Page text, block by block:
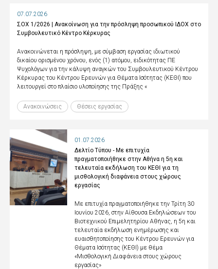
07.07.2026
ΣΟΧ 1/2026 | Ανακοίνωση για την πρόσληψη προσωπικού ΙΔΟΧ στο
Συμβουλευτικό Κέντρο Κέρκυρας
Ανακοινώνεται η πρόσληψη, με σύμβαση εργασίας ιδιωτικού
δικαίου ορισμένου χρόνου, ενός (1) ατόμου, ειδικότητας ΠΕ
Ψυχολόγων για την κάλυψη αναγκών του Συμβουλευτικού Κέντρου
Κέρκυρας του Κέντρου Ερευνών για Θέματα Ισότητας (ΚΕΘΙ) που
λειτουργεί στο πλαίσιο υλοποίησης της Πράξης «
Ανακοινώσεις Θέσεις εργασίας
01.07.2026
Δελτίο Τύπου - Με επιτυχία
πραγματοποιήθηκε στην Αθήνα η 5η και
τελευταία εκδήλωση του ΚΕΘΙ για τη
μισθολογική διαφάνεια στους χώρους
εργασίας
Με επιτυχία πραγματοποιήθηκε την Τρίτη 30
Ιουνίου 2026, στην Αίθουσα Εκδηλώσεων του
Βιοτεχνικού Επιμελητηρίου Αθήνας, η 5η και
τελευταία εκδήλωση ενημέρωσης και
ευαισθητοποίησης του Κέντρου Ερευνών για
Θέματα Ισότητας (ΚΕΘΙ) με θέμα
«Μισθολογική Διαφάνεια στους χώρους
εργασίας»